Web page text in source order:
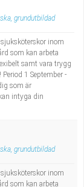
grundutbildad
inom
som kan arbeta
samt vara trygg
1 September -
som är
intyga din
grundutbildad
inom
som kan arbeta